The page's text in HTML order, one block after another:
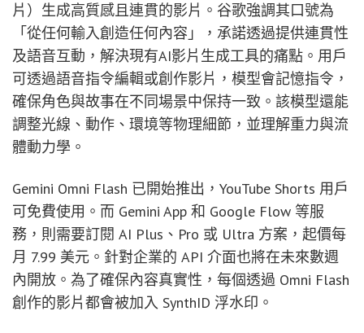
片）生成高質感且連貫的影片。谷歌強調其口號為
「從任何輸入創造任何內容」，承諾透過提供連貫性
及語音互動，解決現有AI影片生成工具的痛點。用戶
可透過語音指令編輯或創作影片，模型會記憶指令，
確保角色與故事在不同場景中保持一致。該模型還能
調整光線、動作、環境等物理細節，並理解重力與流
體動力學。
Gemini Omni Flash 已開始推出，YouTube Shorts 用戶
可免費使用。而 Gemini App 和 Google Flow 等服
務，則需要訂閱 AI Plus、Pro 或 Ultra 方案，起價每
月 7.99 美元。針對企業的 API 介面也將在未來數週
內開放。為了確保內容真實性，每個透過 Omni Flash
創作的影片都會被加入 SynthID 浮水印。